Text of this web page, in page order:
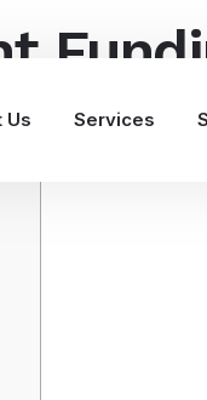
Us Services